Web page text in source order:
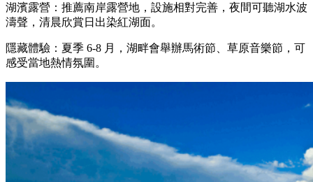
湖濱露營：推薦南岸露營地，設施相對完善，夜間可聽湖水波
濤聲，清晨欣賞日出染紅湖面。
隱藏體驗：夏季 6-8 月，湖畔會舉辦馬術節、草原音樂節，可
感受當地熱情氛圍。